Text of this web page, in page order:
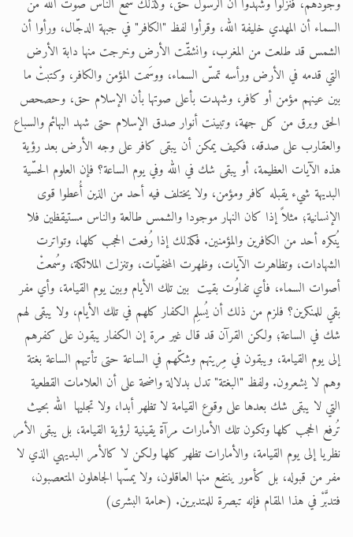
وجودهم، فنزلوا وشهدوا أن الرسول حق، وكذلك سمع الناس صوت الله من
السماء أن المهدي خليفة الله، وقرأوا لفظ "الكافر" في جبهة الدجّال، ورأوا أن
الشمس قد طلعت من المغرب، وانشقّت الأرض وخرجت منها دابة الأرض
التي قدمه في الأرض ورأسه تمسّ السماء، ووسَمت المؤمن والكافر، وكتبتْ ما
بين عينهم مؤمن أو كافر، وشهدت بأعلى صوتها بأن الإسلام حق، وحصحص
الحق وبرق من كل جهة، وتبينت أنوار صدق الإسلام حتى شهد البهائم والسباع
والعقارب على صدقه، فكيف يمكن أن يبقى كافر على وجه الأرض بعد رؤية
هذه الآيات العظيمة، أو يبقى شك في الله وفي يوم الساعة؟ فإن العلوم الحسّية
البديهة شيء يقبله كافر ومؤمن، ولا يختلف فيه أحد من الذين أُعطوا قوى
الإنسانية؛ مثلاً إذا كان النهار موجودا والشمس طالعة والناس مستيقظين فلا
يُنكره أحد من الكافرين والمؤمنين. فكذلك إذا رُفعت الحجب كلها، وتواترت
الشهادات، وتظاهرت الآيات، وظهرت المخفيّات، وتنزلت الملائكة، وسُمعتْ
أصوات السماء، فأي تفاوُت بقيت بين تلك الأيام وبين يوم القيامة، وأي مفر
بقي للمنكرين؟ فلزم من ذلك أن يُسلِم الكفار كلهم في تلك الأيام، ولا يبقى لهم
شك في الساعة؛ ولكن القرآن قد قال غير مرة إن الكفار يبقون على كفرهم
إلى يوم القيامة، ويبقون في مِريتهم وشكّهم في الساعة حتى تأتيهم الساعة بغتة
وهم لا يشعرون. ولفظ "البغتة" تدل بدلالة واضحة على أن العلامات القطعية
التي لا يبقى شك بعدها على وقوع القيامة لا تظهر أبدا، ولا تجليها الله بحيث
تُرفع الحجب كلها وتكون تلك الأمارات مرآة يقينية لرؤية القيامة، بل يبقى الأمر
نظريا إلى يوم القيامة، والأمارات تظهر كلها ولكن لا كالأمر البديهي الذي لا
مفر من قبوله، بل كأمور ينتفع منها العاقلون، ولا يمسّها الجاهلون المتعصبون،
فتدبَّرْ في هذا المقام فإنه تبصرة للمتدبرين. (حمامة البشرى)